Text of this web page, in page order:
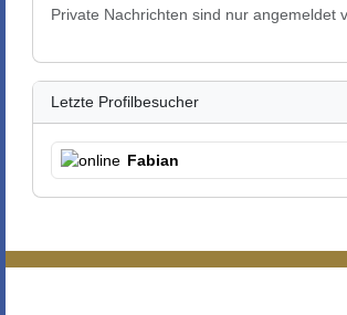
Private Nachrichten sind nur angemeldet
Letzte Profilbesucher
Fabian